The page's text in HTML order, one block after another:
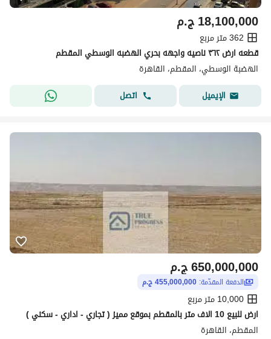
ج.م18,100,000
362 متر مربع
قطعه ارض ٣٦٢ ناصيه واجهه بحري الهضبه الوسطي المقطم
الهضبة الوسطي، المقطم، القاهرة
الإيميل
اتصل
ج.م650,000,000
الدفعة المقدّمة: 455,000,000 ج.م
10,000 متر مربع
ارض للبيع 10 الاف متر بالمقطم بموقع مميز ( تجاري - اداري - سكني )
المقطم، القاهرة